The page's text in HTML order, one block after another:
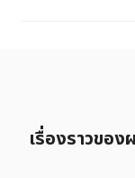
เรื่องราวขอ